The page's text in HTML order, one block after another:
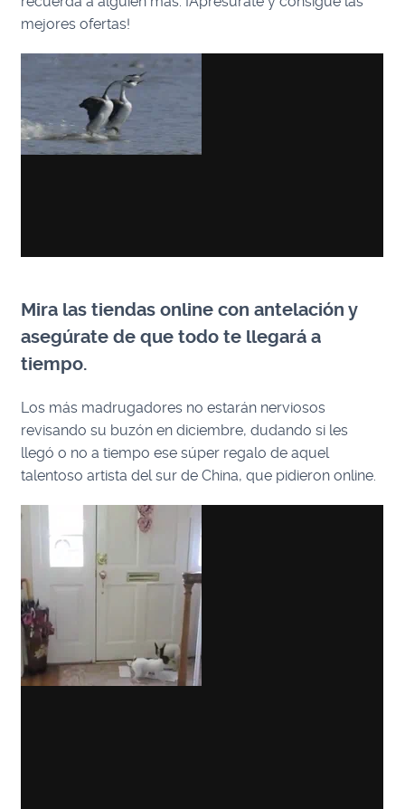
mejores ofertas!
Mira las tiendas online con antelación y
asegúrate de que todo te llegará a
tiempo.
Los más madrugadores no estarán nerviosos
revisando su buzón en diciembre, dudando si les
llegó o no a tiempo ese súper regalo de aquel
talentoso artista del sur de China, que pidieron online.